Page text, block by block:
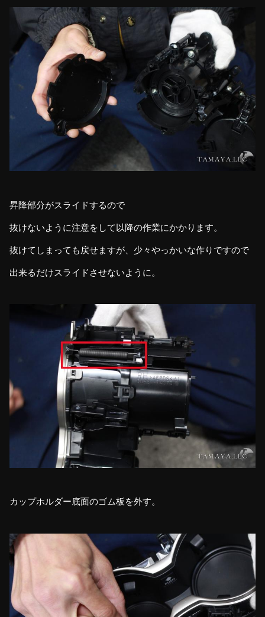
昇降部分がスライドするので
抜けないように注意をして以降の作業にかかります。
抜けてしまっても戻せますが、少々やっかいな作りですので
出来るだけスライドさせないように。
カップホルダー底面のゴム板を外す。